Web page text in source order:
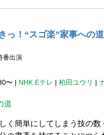
っ！“スゴ楽”家事への道
番出演
〜 | NHK Eテレ | 柏田ユウリ |
道
く簡単にしてしまう技の数